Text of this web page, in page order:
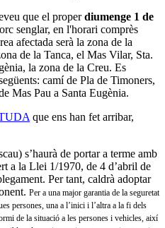
que el properdiumenge 1 de
senglar, en l'horari comprès
afectada serà la zona de la
de la Tanca, el Mas Vilar, Sta.
la zona de la Creu. Es
camí de Pla de Timoners,
Mas Pau a Santa Eugènia.
que ens han fet arribar,
s’haurà de portar a terme amb
a la Llei 1/1970, de 4 d’abril de
Per tant, caldrà adoptar
Per a una major garantia de la seguretat
persones, una a l’inici i l’altra a la fi dels
de la situació a les persones i vehicles, així